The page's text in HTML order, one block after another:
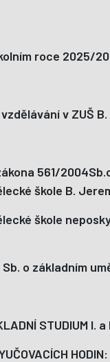
roce 2025/
v ZUŠ
561/
škole B.
škole
o základním
STUDIUM I.
HODIN: